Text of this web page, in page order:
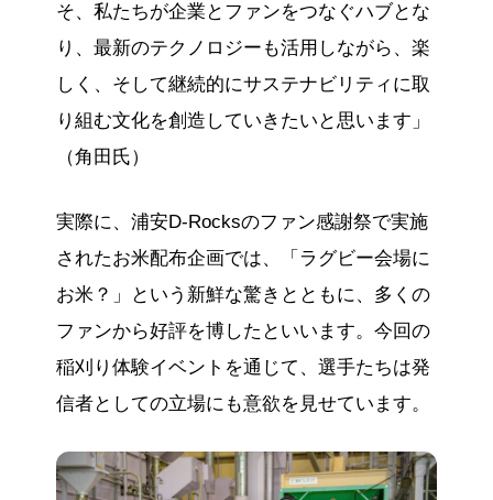
そ、私たちが企業とファンをつなぐハブとな
り、最新のテクノロジーも活用しながら、楽
しく、そして継続的にサステナビリティに取
り組む文化を創造していきたいと思います」
（角田氏）
実際に、浦安D-Rocksのファン感謝祭で実施
されたお米配布企画では、「ラグビー会場に
お米？」という新鮮な驚きとともに、多くの
ファンから好評を博したといいます。今回の
稲刈り体験イベントを通じて、選手たちは発
信者としての立場にも意欲を見せています。